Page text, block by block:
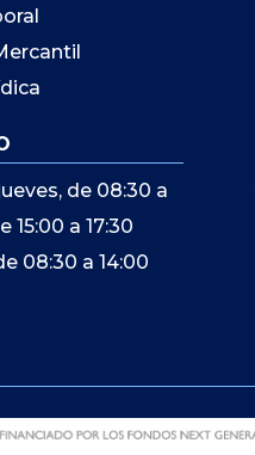
de 08:30 a
15:00 a 17:30
08:30 a 14:00